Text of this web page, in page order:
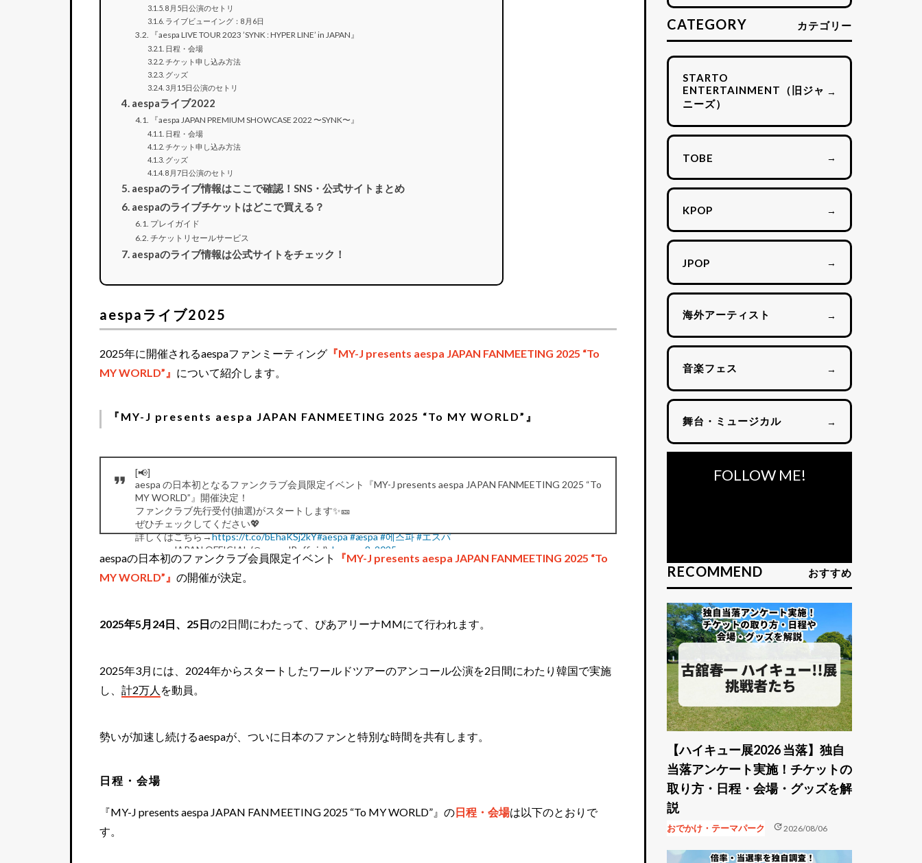
8月5日公演のセトリ
ライブビューイング：8月6日
『aespa LIVE TOUR 2023 ’SYNK : HYPER LINE’ in JAPAN』
日程・会場
チケット申し込み方法
グッズ
3月15日公演のセトリ
aespaライブ2022
『aespa JAPAN PREMIUM SHOWCASE 2022 〜SYNK〜』
日程・会場
チケット申し込み方法
グッズ
8月7日公演のセトリ
aespaのライブ情報はここで確認！SNS・公式サイトまとめ
aespaのライブチケットはどこで買える？
プレイガイド
チケットリセールサービス
aespaのライブ情報は公式サイトをチェック！
aespaライブ2025
2025年に開催されるaespaファンミーティング 『MY-J presents aespa JAPAN FANMEETING 2025 “To
MY WORLD”』 について紹介します。
『MY-J presents aespa JAPAN FANMEETING 2025 “To MY WORLD”』
[📢]
aespa の日本初となるファンクラブ会員限定イベント『MY-J presents aespa JAPAN FANMEETING 2025 “To
MY WORLD”』開催決定！
ファンクラブ先行受付(抽選)がスタートします✨🎫
ぜひチェックしてください💖
詳しくはこちら→https://t.co/bEhaKSj2kY#aespa#æspa#에스파#エスパ
— aespa JAPAN OFFICIAL (@aespaJPofficial) January 8, 2025
aespaの日本初のファンクラブ会員限定イベント
『MY-J presents aespa JAPAN FANMEETING 2025 “To
MY WORLD”』 の開催が決定。
2025年5月24日、25日の2日間にわたって、ぴあアリーナMMにて行われます。
2025年3月には、2024年からスタートしたワールドツアーのアンコール公演を2日間にわたり韓国で実施
し、 計2万人 を動員。
勢いが加速し続けるaespaが、ついに日本のファンと特別な時間を共有します。
日程・会場
『MY-J presents aespa JAPAN FANMEETING 2025 “To MY WORLD”』の日程・会場は以下のとおりで
す。
CATEGORY カテゴリー
STARTO
ENTERTAINMENT（旧ジャ
ニーズ）
→
TOBE →
KPOP →
JPOP →
海外アーティスト →
音楽フェス →
舞台・ミュージカル →
FOLLOW ME!
RECOMMEND おすすめ
【ハイキュー展2026 当落】独自
当落アンケート実施！チケットの
取り方・日程・会場・グッズを解
説
おでかけ・テーマパーク update2026/08/06